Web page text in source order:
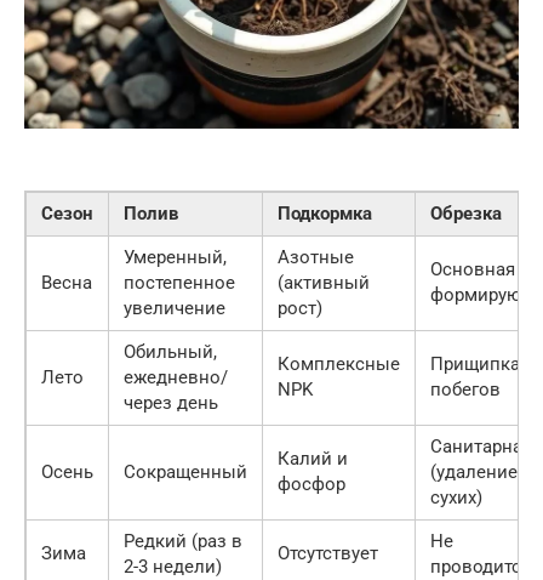
Сезон Полив Подкормка Обрезка
Весна
Умеренный,
постепенное
увеличение
Азотные
(активный
рост)
Основная
Лето
Обильный,
ежедневно/
через день
Комплексные
NPK
Прищипка
побегов
Осень Сокращенный
Калий и
фосфор
Санитарная
(удаление
сухих)
Зима
Редкий (раз в
2-3 недели)
Отсутствует
Не
проводится